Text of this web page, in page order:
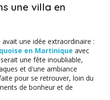
une villa en
une idée extraordinaire :
en Martinique avec
une fête inoubliable,
et d'une ambiance
pour se retrouver, loin du
de bonheur et de